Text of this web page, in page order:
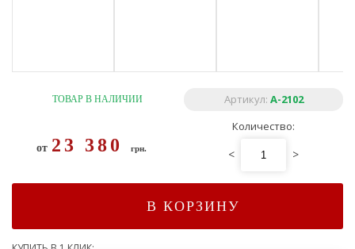
ТОВАР В НАЛИЧИИ Артикул: A-2102
от 23 380 грн.
Количество:
< >
В КОРЗИНУ